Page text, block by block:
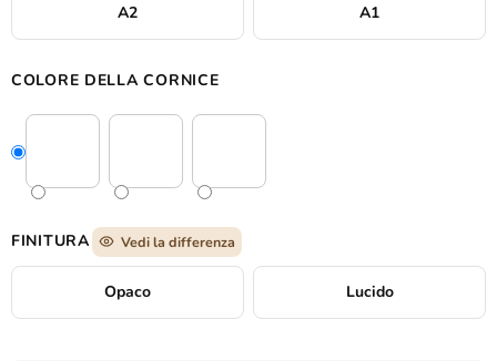
A2 A1
COLORE DELLA CORNICE
FINITURA Vedi la differenza
Opaco Lucido